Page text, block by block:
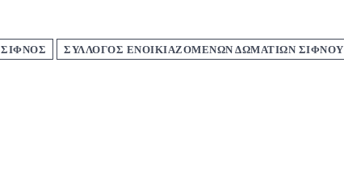
ΣΙΦΝΟΣ ΣΥΛΛΟΓΟΣ ΕΝΟΙΚΙΑΖΟΜΕΝΩΝ ΔΩΜΑΤΙΩΝ ΣΙΦΝΟΥ